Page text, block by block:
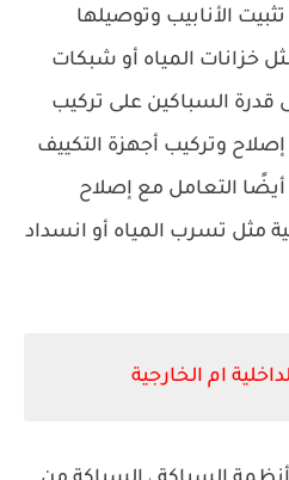
الأنابيب وتوصيلها
خزانات المياه أو شبكات
قدرة السباكين على تركيب
إصلاح وتركيب أجهزة التكييف
التعامل مع إصلاح
مثل تسرب المياه أو انسداد
ام الخارجية